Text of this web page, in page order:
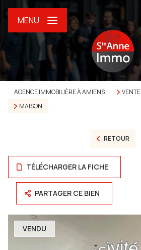
MENU
AGENCE IMMOBILIÈRE À AMIENS VENTE
MAISON
RETOUR
TÉLÉCHARGER LA FICHE
PARTAGER CE BIEN
VENDU